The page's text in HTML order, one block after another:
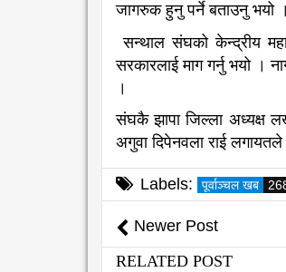
जागरुक हुनु पर्ने बताउनु भयो ।
सन्थाल संघको केन्द्रीय
सरकारलाई माग गर्नु भयो ।
।
संघकै झापा जिल्ला अध्यक्ष
अगुवा दिपेनवला राई लगायतले
Labels: पूर्वाञ्चल खब
Newer Post
RELATED POST